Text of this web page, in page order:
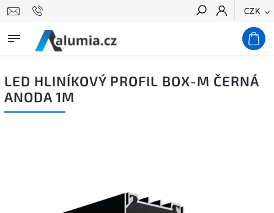
CZK
Hledat
LED HLINÍKOVÝ PROFIL BOX-M ČERNÁ
ANODA 1M